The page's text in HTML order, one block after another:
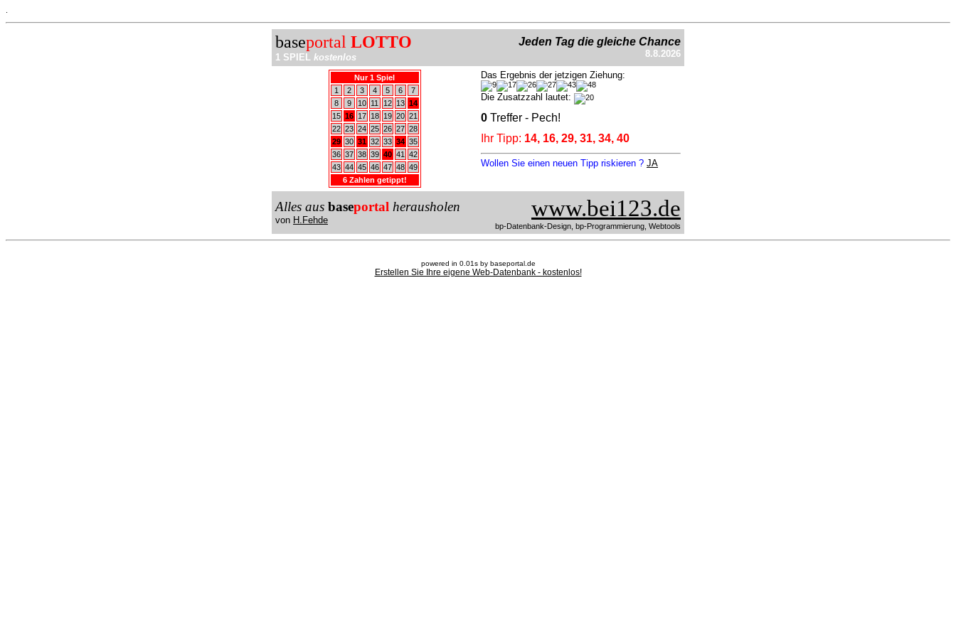
baseportal LOTTO
1 SPIEL kostenlos
Jeden Tag die gleiche Chance
8.8.2026
Nur 1 Spiel
1
2 3 4 5 6
7
8
9 10 11 12 13 14
15 16 17 18 19 20 21
22 23 24 25 26 27 28
29 30 31 32 33 34 35
36 37 38 39 40 41
42
43 44 45 46 47 48 49
6 Zahlen getippt!
Das Ergebnis der jetzigen Ziehung:
Die Zusatzzahl lautet:
0 Treffer - Pech!
Ihr Tipp: 14, 16, 29, 31, 34, 40
Wollen Sie einen neuen Tipp riskieren ? JA
Alles aus baseportal herausholen
von H.Fehde www.bei123.de
bp-Datenbank-Design, bp-Programmierung, Webtools
powered in 0.01s by baseportal.de
Erstellen Sie Ihre eigene Web-Datenbank - kostenlos!